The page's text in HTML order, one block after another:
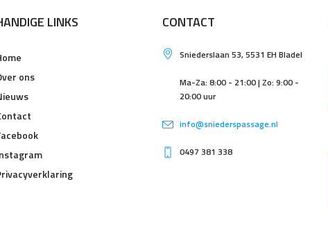
LINKS
ons
CONTACT
Sniederslaan 53, 5531 EH Bladel
Ma-Za: 8:00 - 21:00 | Zo: 9:00 -
20:00 uur
info@sniederspassage.nl
0497 381 338